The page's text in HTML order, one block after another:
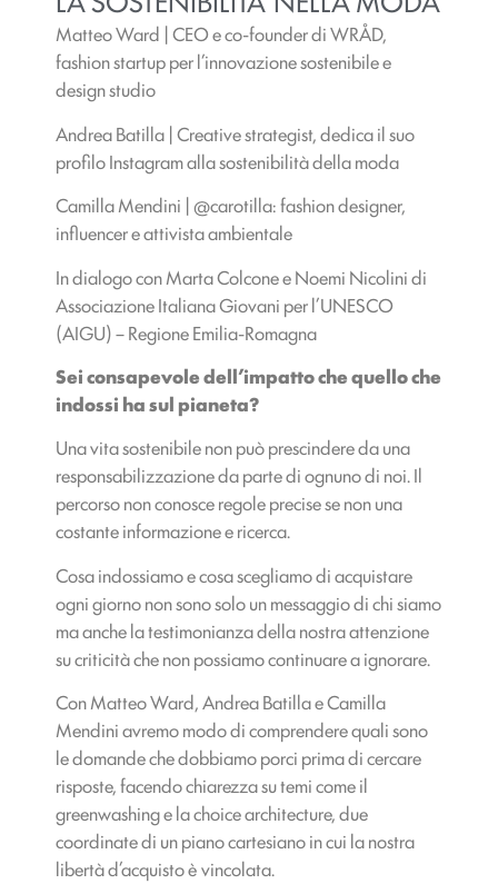
Matteo Ward | CEO e co-founder di WRÅD,
fashion startup per l’innovazione sostenibile e
design studio
Andrea Batilla | Creative strategist, dedica il suo
profilo Instagram alla sostenibilità della moda
Camilla Mendini | @carotilla: fashion designer,
influencer e attivista ambientale
In dialogo con Marta Colcone e Noemi Nicolini di
Associazione Italiana Giovani per l’UNESCO
(AIGU) – Regione Emilia-Romagna
Sei consapevole dell’impatto che quello che
indossi ha sul pianeta?
Una vita sostenibile non può prescindere da una
responsabilizzazione da parte di ognuno di noi. Il
percorso non conosce regole precise se non una
costante informazione e ricerca.
Cosa indossiamo e cosa scegliamo di acquistare
ogni giorno non sono solo un messaggio di chi siamo
ma anche la testimonianza della nostra attenzione
su criticità che non possiamo continuare a ignorare.
Con Matteo Ward, Andrea Batilla e Camilla
Mendini avremo modo di comprendere quali sono
le domande che dobbiamo porci prima di cercare
risposte, facendo chiarezza su temi come il
greenwashing e la choice architecture, due
coordinate di un piano cartesiano in cui la nostra
libertà d’acquisto è vincolata.